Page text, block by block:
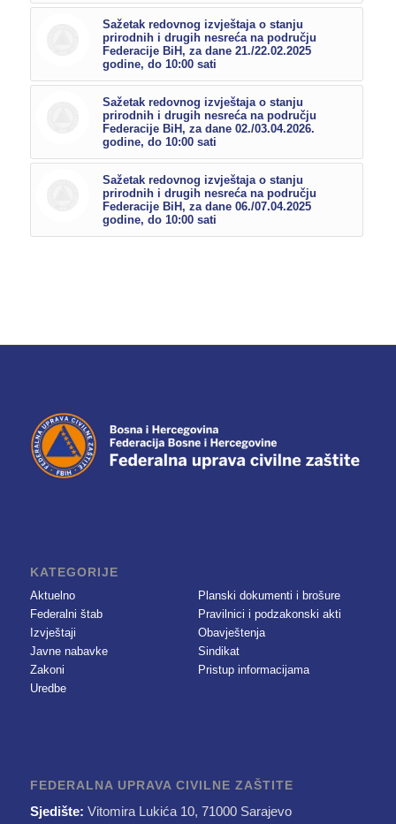
Sažetak redovnog izvještaja o stanju
prirodnih i drugih nesreća na području
Federacije BiH, za dane 21./22.02.2025
godine, do 10:00 sati
Sažetak redovnog izvještaja o stanju
prirodnih i drugih nesreća na području
Federacije BiH, za dane 02./03.04.2026.
godine, do 10:00 sati
Sažetak redovnog izvještaja o stanju
prirodnih i drugih nesreća na području
Federacije BiH, za dane 06./07.04.2025
godine, do 10:00 sati
KATEGORIJE
Aktuelno
Federalni štab
Izvještaji
Javne nabavke
Zakoni
Uredbe
Planski dokumenti i brošure
Pravilnici i podzakonski akti
Obavještenja
Sindikat
Pristup informacijama
FEDERALNA UPRAVA CIVILNE ZAŠTITE
Sjedište: Vitomira Lukića 10, 71000 Sarajevo